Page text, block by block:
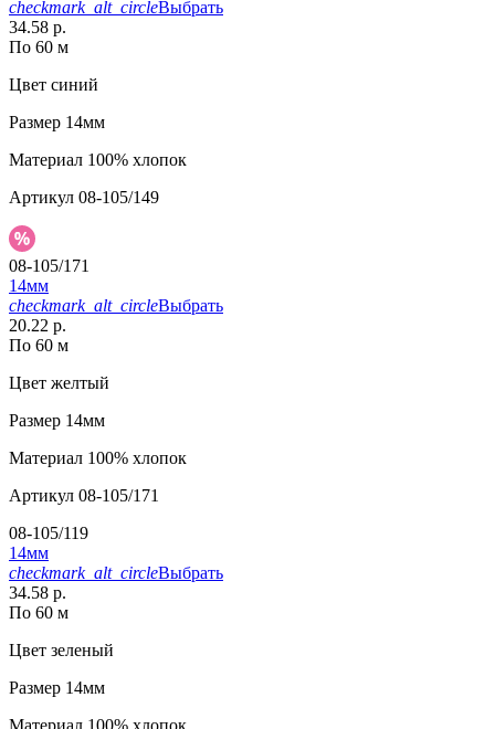
checkmark_alt_circleВыбрать
34.58 р.
По 60 м
Цвет синий
Размер 14мм
Материал 100% хлопок
Артикул 08-105/149
08-105/171
14мм
checkmark_alt_circleВыбрать
20.22 р.
По 60 м
Цвет желтый
Размер 14мм
Материал 100% хлопок
Артикул 08-105/171
08-105/119
14мм
checkmark_alt_circleВыбрать
34.58 р.
По 60 м
Цвет зеленый
Размер 14мм
Материал 100% хлопок